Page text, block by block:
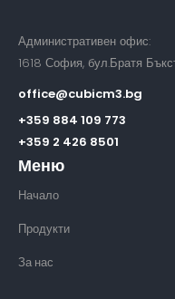
Административен офис:
1618 София, бул.Братя
office@cubicm3.bg
+359 884 109 773
+359 2 426 8501
Меню
Начало
Продукти
За нас